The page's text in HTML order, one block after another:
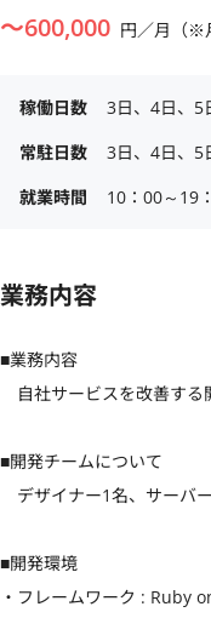
〜600,000 円／月（※
稼働日数
3日、4日、5
常駐日数
3日、4日、5
就業時間
10：00～19
業務内容
■業務内容
自社サービスを改善する
■開発チームについて
デザイナー1名、サーバ
■開発環境
・フレームワーク : Ruby